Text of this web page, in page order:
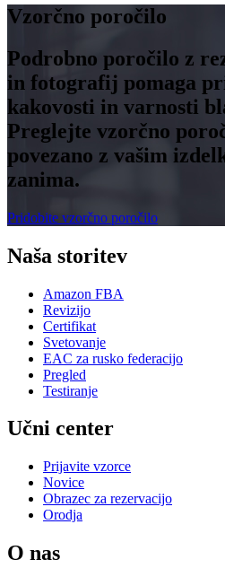
Vzorčno poročilo
Podrobno poročilo z
in fotografij pomaga
kakovosti in varnosti
Preglejte vzorčno
povezano z vašim
zanima.
Pridobite vzorčno poročilo
Naša storitev
Amazon FBA
Revizijo
Certifikat
Svetovanje
EAC za rusko federacijo
Pregled
Testiranje
Učni center
Prijavite vzorce
Novice
Obrazec za rezervacijo
Orodja
O nas